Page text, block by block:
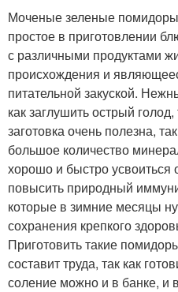
Моченые зеленые
простое в приготовлении
с различными продуктами
происхождения и
питательной закуской.
как заглушить острый
заготовка очень полезна,
большое количество
хорошо и быстро усвоиться
повысить природный
которые в зимние месяцы
сохранения крепкого
Приготовить такие
составит труда, так как
соление можно и в банке, и